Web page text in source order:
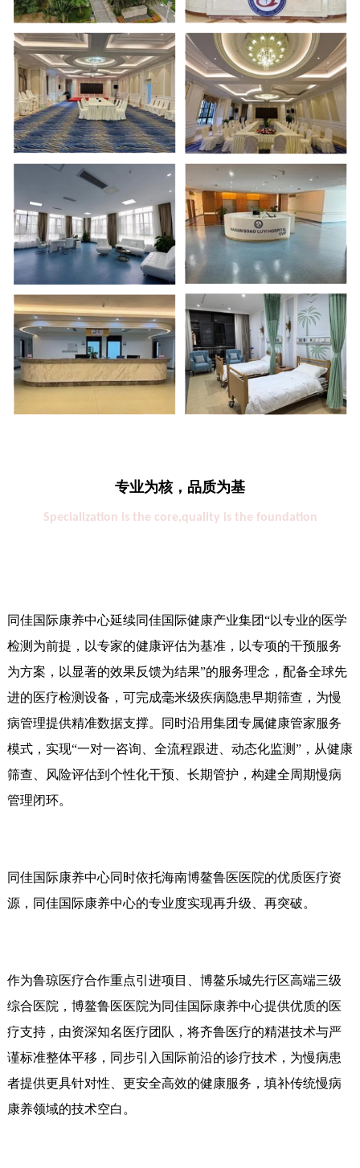
专业为核，品质为基
Specialization is the core,quality is the foundation
同佳国际康养中心延续同佳国际健康产业集团“以专业的医学
检测为前提，以专家的健康评估为基准，以专项的干预服务
为方案，以显著的效果反馈为结果”的服务理念，配备全球先
进的医疗检测设备，可完成毫米级疾病隐患早期筛查，为慢
病管理提供精准数据支撑。同时沿用集团专属健康管家服务
模式，实现“一对一咨询、全流程跟进、动态化监测”，从健康
筛查、风险评估到个性化干预、长期管护，构建全周期慢病
管理闭环。
同佳国际康养中心同时依托海南博鳌鲁医医院的优质医疗资
源，同佳国际康养中心的专业度实现再升级、再突破。
作为鲁琼医疗合作重点引进项目、博鳌乐城先行区高端三级
综合医院，博鳌鲁医医院为同佳国际康养中心提供优质的医
疗支持，由资深知名医疗团队，将齐鲁医疗的精湛技术与严
谨标准整体平移，同步引入国际前沿的诊疗技术，为慢病患
者提供更具针对性、更安全高效的健康服务，填补传统慢病
康养领域的技术空白。